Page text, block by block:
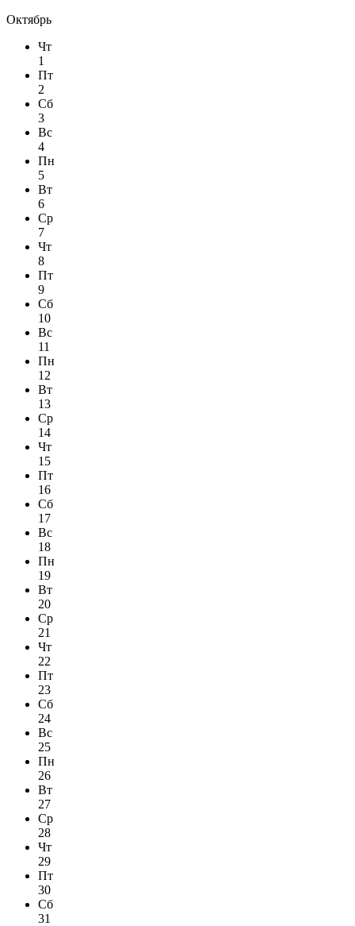
Октябрь
Чт
1
Пт
2
Сб
3
Вс
4
Пн
5
Вт
6
Ср
7
Чт
8
Пт
9
Сб
10
Вс
11
Пн
12
Вт
13
Ср
14
Чт
15
Пт
16
Сб
17
Вс
18
Пн
19
Вт
20
Ср
21
Чт
22
Пт
23
Сб
24
Вс
25
Пн
26
Вт
27
Ср
28
Чт
29
Пт
30
Сб
31